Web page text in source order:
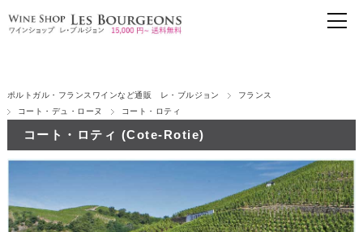
ポルトガル・フランスワインなど通販 レ・ブルジョン
フランス
コート・デュ・ローヌ
コート・ロティ
コート・ロティ (Cote-Rotie)